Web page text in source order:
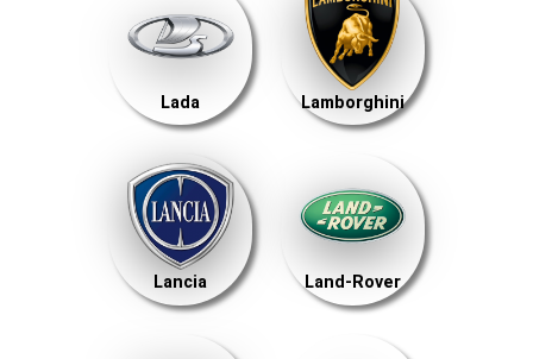
Lada Lamborghini
Lancia Land-Rover